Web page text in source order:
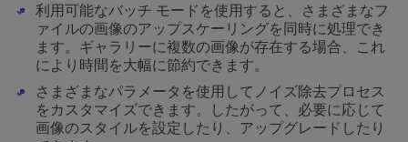
利用可能なバッチ モードを使用すると、さまざまなフ
ァイルの画像のアップスケーリングを同時に処理でき
ます。ギャラリーに複数の画像が存在する場合、これ
により時間を大幅に節約できます。
さまざまなパラメータを使用してノイズ除去プロセス
をカスタマイズできます。したがって、必要に応じて
画像のスタイルを設定したり、アップグレードしたり